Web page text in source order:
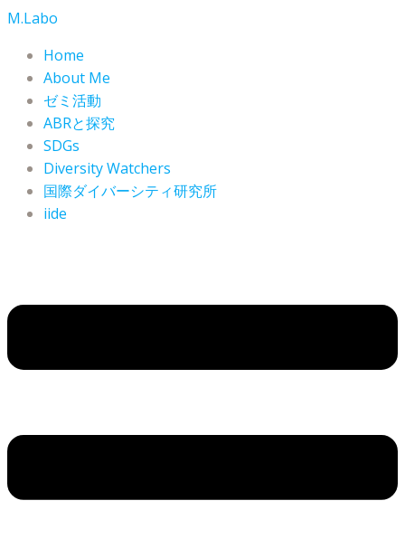
コ
M.Labo
Home
About Me
ゼミ活動
ABRと探究
SDGs
Diversity Watchers
国際ダイバーシティ研究所
iide